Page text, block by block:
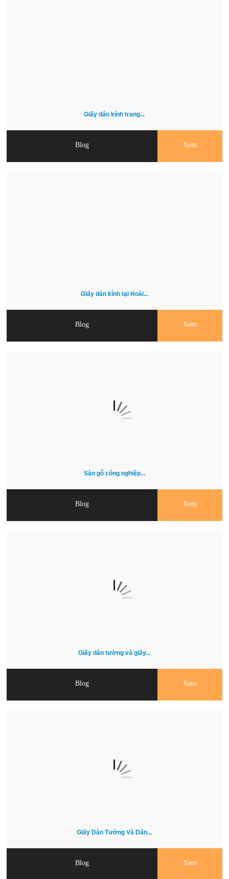
Giấy dán kính trang...
Blog Xem
Giấy dán kính tại Hoài...
Blog Xem
Sàn gỗ công nghiệp...
Blog Xem
Giấy dán tường và giấy...
Blog Xem
Giấy Dán Tường Và Dán...
Blog Xem